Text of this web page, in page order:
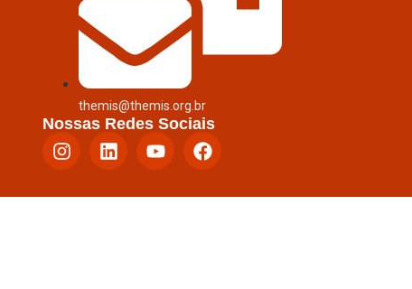
themis@themis.org.br
Nossas Redes Sociais